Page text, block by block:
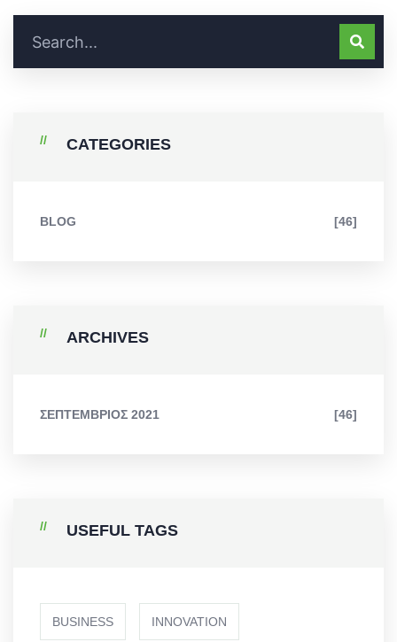
CATEGORIES
BLOG [46]
ARCHIVES
ΣΕΠΤΈΜΒΡΙΟΣ 2021 [46]
USEFUL TAGS
BUSINESS INNOVATION